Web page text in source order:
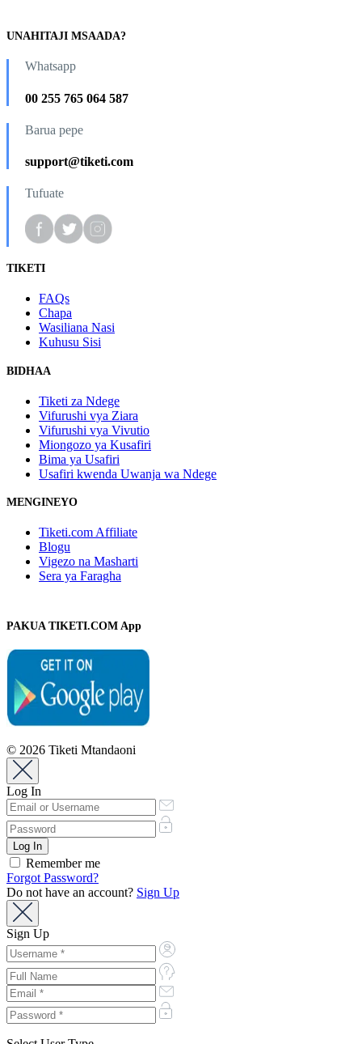
UNAHITAJI MSAADA?
Whatsapp
00 255 765 064 587
Barua pepe
support@tiketi.com
Tufuate
TIKETI
FAQs
Chapa
Wasiliana Nasi
Kuhusu Sisi
BIDHAA
Tiketi za Ndege
Vifurushi vya Ziara
Vifurushi vya Vivutio
Miongozo ya Kusafiri
Bima ya Usafiri
Usafiri kwenda Uwanja wa Ndege
MENGINEYO
Tiketi.com Affiliate
Blogu
Vigezo na Masharti
Sera ya Faragha
PAKUA TIKETI.COM App
© 2026 Tiketi Mtandaoni
Log In
Remember me
Forgot Password?
Do not have an account? Sign Up
Sign Up